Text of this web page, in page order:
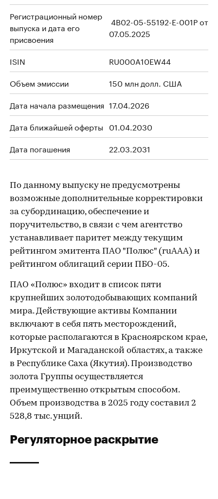
Регистрационный номер
выпуска и дата его
присвоения
4B02-05-55192-E-001P от
07.05.2025
ISIN
RU000A10EW44
Объем эмиссии
150 млн долл. США
Дата начала размещения 17.04.2026
Дата ближайшей оферты 01.04.2030
Дата погашения
22.03.2031
По данному выпуску не предусмотрены
возможные дополнительные корректировки
за субординацию, обеспечение и
поручительство, в связи с чем агентство
устанавливает паритет между текущим
рейтингом эмитента ПАО "Полюс" (ruAAA) и
рейтингом облигаций серии ПБО-05.
ПАО «Полюс» входит в список пяти
крупнейших золотодобывающих компаний
мира. Действующие активы Компании
включают в себя пять месторождений,
которые располагаются в Красноярском крае,
Иркутской и Магаданской областях, а также
в Республике Саха (Якутия). Производство
золота Группы осуществляется
преимущественно открытым способом.
Объем производства в 2025 году составил 2
528,8 тыс. унций.
Регуляторное раскрытие